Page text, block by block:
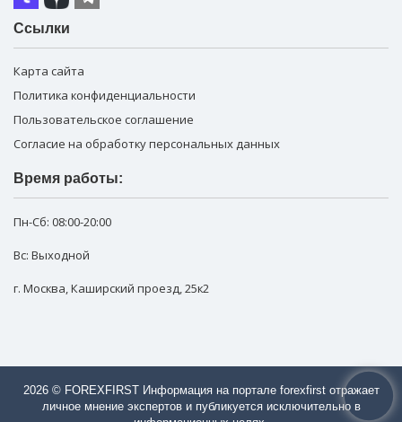
Ссылки
Карта сайта
Политика конфиденциальности
Пользовательское соглашение
Согласие на обработку персональных данных
Время работы:
Пн-Сб: 08:00-20:00
Вс: Выходной
г. Москва,Каширский проезд, 25к2
2026 © FOREXFIRST Информация на портале forexfirst отражает
личное мнение экспертов и публикуется исключительно в